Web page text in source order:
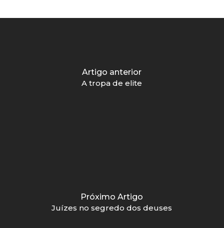
Artigo anterior
A tropa de elite
Próximo Artigo
Juízes no segredo dos deuses